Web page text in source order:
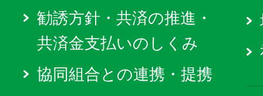
勧誘方針・共済の推進・
共済金支払いのしくみ
協同組合との連携・提携